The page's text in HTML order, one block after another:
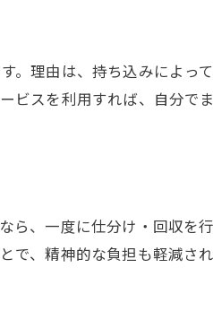
を確認
と安心対策
。理由は、持ち込みによっ
ビスを利用すれば、自分で
ら、一度に仕分け・回収を
、精神的な負担も軽減さ